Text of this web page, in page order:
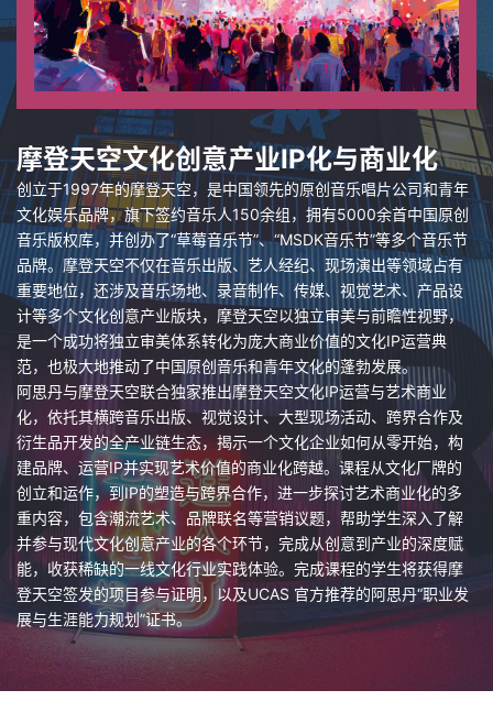
摩登天空文化创意产业IP化与商业化
创立于1997年的摩登天空，是中国领先的原创音乐唱片公司和青年
文化娱乐品牌，旗下签约音乐人150余组，拥有5000余首中国原创
音乐版权库，并创办了“草莓音乐节”、“MSDK音乐节”等多个音乐节
品牌。摩登天空不仅在音乐出版、艺人经纪、现场演出等领域占有
重要地位，还涉及音乐场地、录音制作、传媒、视觉艺术、产品设
计等多个文化创意产业版块，摩登天空以独立审美与前瞻性视野，
是一个成功将独立审美体系转化为庞大商业价值的文化IP运营典
范，也极大地推动了中国原创音乐和青年文化的蓬勃发展。
阿思丹与摩登天空联合独家推出摩登天空文化IP运营与艺术商业
化，依托其横跨音乐出版、视觉设计、大型现场活动、跨界合作及
衍生品开发的全产业链生态，揭示一个文化企业如何从零开始，构
建品牌、运营IP并实现艺术价值的商业化跨越。课程从文化厂牌的
创立和运作，到IP的塑造与跨界合作，进一步探讨艺术商业化的多
重内容，包含潮流艺术、品牌联名等营销议题，帮助学生深入了解
并参与现代文化创意产业的各个环节，完成从创意到产业的深度赋
能，收获稀缺的一线文化行业实践体验。完成课程的学生将获得摩
登天空签发的项目参与证明，以及UCAS 官方推荐的阿思丹“职业发
展与生涯能力规划”证书。